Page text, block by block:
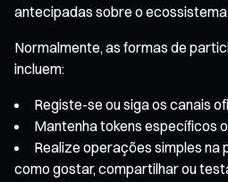
antecipadas sobre o
Normalmente, as formas de
incluem:
Registe-se ou siga os canais
Mantenha tokens específicos
Realize operações simples
como gostar, compartilhar ou